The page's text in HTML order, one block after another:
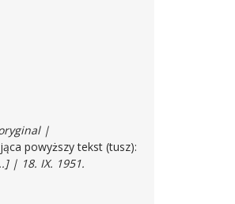
|
powyższy tekst (tusz):
| 18. IX. 1951.